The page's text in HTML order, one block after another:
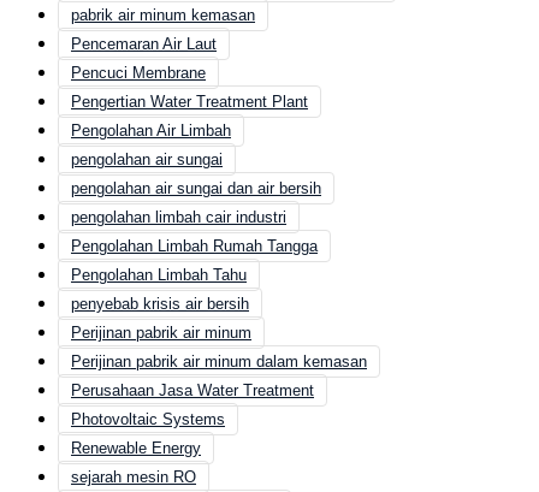
pabrik air minum kemasan
Pencemaran Air Laut
Pencuci Membrane
Pengertian Water Treatment Plant
Pengolahan Air Limbah
pengolahan air sungai
pengolahan air sungai dan air bersih
pengolahan limbah cair industri
Pengolahan Limbah Rumah Tangga
Pengolahan Limbah Tahu
penyebab krisis air bersih
Perijinan pabrik air minum
Perijinan pabrik air minum dalam kemasan
Perusahaan Jasa Water Treatment
Photovoltaic Systems
Renewable Energy
sejarah mesin RO